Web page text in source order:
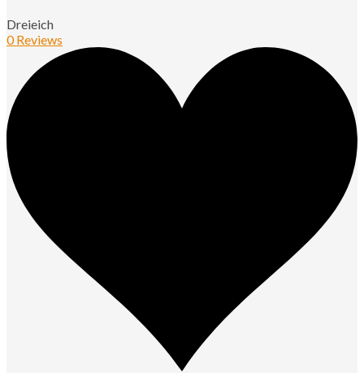
Dreieich
0 Reviews